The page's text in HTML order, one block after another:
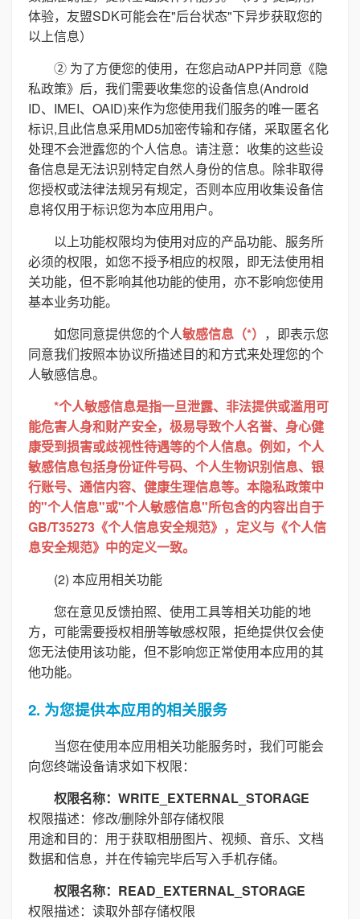
体验，友盟SDK可能会在"后台状态"下异步获取您的
以上信息）
② 为了方便您的使用，在您启动APP并同意《隐
私政策》后，我们需要收集您的设备信息(Android
ID、IMEI、OAID)来作为您使用我们服务的唯一匿名
标识,且此信息采用MD5加密传输和存储，采取匿名化
处理不会泄露您的个人信息。请注意：收集的这些设
备信息是无法识别特定自然人身份的信息。除非取得
您授权或法律法规另有规定，否则本应用收集设备信
息将仅用于标识您为本应用用户。
以上功能权限均为使用对应的产品功能、服务所
必须的权限，如您不授予相应的权限，即无法使用相
关功能，但不影响其他功能的使用，亦不影响您使用
基本业务功能。
如您同意提供您的个人敏感信息（*） ，即表示您
同意我们按照本协议所描述目的和方式来处理您的个
人敏感信息。
*个人敏感信息是指一旦泄露、非法提供或滥用可
能危害人身和财产安全，极易导致个人名誉、身心健
康受到损害或歧视性待遇等的个人信息。例如，个人
敏感信息包括身份证件号码、个人生物识别信息、银
行账号、通信内容、健康生理信息等。本隐私政策中
的"个人信息"或"个人敏感信息"所包含的内容出自于
GB/T35273《个人信息安全规范》，定义与《个人信
息安全规范》中的定义一致。
(2) 本应用相关功能
您在意见反馈拍照、使用工具等相关功能的地
方，可能需要授权相册等敏感权限，拒绝提供仅会使
您无法使用该功能，但不影响您正常使用本应用的其
他功能。
2. 为您提供本应用的相关服务
当您在使用本应用相关功能服务时，我们可能会
向您终端设备请求如下权限：
权限名称：WRITE_EXTERNAL_STORAGE
权限描述：修改/删除外部存储权限
用途和目的：用于获取相册图片、视频、音乐、文档
数据和信息，并在传输完毕后写入手机存储。
权限名称：READ_EXTERNAL_STORAGE
权限描述：读取外部存储权限